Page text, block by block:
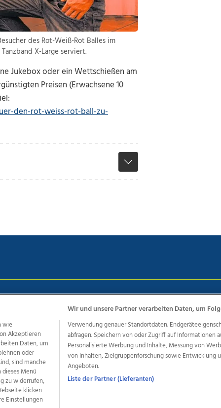
des Rot-Weiß-Rot Balles im
X-Large serviert.
Jukebox oder ein Wettschießen am
Preisen (Erwachsene 10
den-rot-weiss-rot-ball-zu-
des Medienhauses Wimmer
OÖNachrichten OÖN Immobilien OÖN Karriere OÖN
wasistlos.at wirtrauern.at
wie
Akzeptieren
Daten, um
oder
sind manche
Menü
zu widerrufen,
klicken
Einstellungen
Wir und unsere Partner verarbeiten Daten, um
Verwendung genauer Standortdaten.
abfragen. Speichern von oder Zugriff auf Informationen
Personalisierte Werbung und Inhalte, Messung von
von Inhalten, Zielgruppenforschung sowie Entwicklung
Angeboten.
Liste der Partner (Lieferanten)